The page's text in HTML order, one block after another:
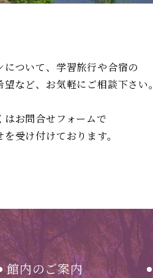
について、学習旅行や合宿の
望など、お気軽にご相談下さい。
はお問合せフォームで
受け付けております。
館内のご案内